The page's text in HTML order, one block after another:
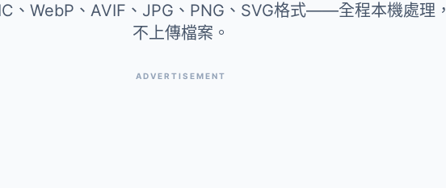
、WebP、AVIF、JPG、PNG、SVG格式——全程本機處理，
不上傳檔案。
ADVERTISEMENT